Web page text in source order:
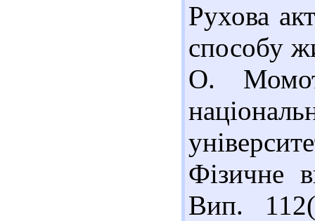
Рухова
способу
О. Момот
Фізичне
Вип.